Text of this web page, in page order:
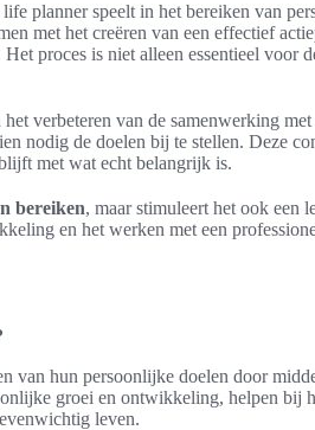
planner speelt in het bereiken van
met het creëren van een effectief
proces is niet alleen essentieel voor
het verbeteren van de samenwerking
nodig de doelen bij te stellen. Deze
met wat echt belangrijk is.
bereiken, maar stimuleert het ook een
en het werken met een
van hun persoonlijke doelen door
groei en ontwikkeling, helpen bij
leven.